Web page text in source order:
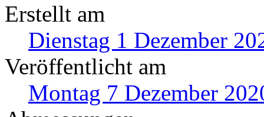
Erstellt am
Dienstag 1 Dezember
Veröffentlicht am
Montag 7 Dezember